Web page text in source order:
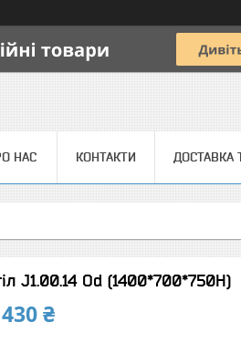
НАС КОНТАКТИ ДОСТАВКА
J1.00.14 Od (1400*700*750Н)
₴